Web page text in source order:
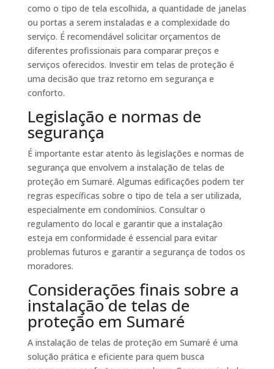
como o tipo de tela escolhida, a quantidade de janelas
ou portas a serem instaladas e a complexidade do
serviço. É recomendável solicitar orçamentos de
diferentes profissionais para comparar preços e
serviços oferecidos. Investir em telas de proteção é
uma decisão que traz retorno em segurança e
conforto.
Legislação e normas de
segurança
É importante estar atento às legislações e normas de
segurança que envolvem a instalação de telas de
proteção em Sumaré. Algumas edificações podem ter
regras específicas sobre o tipo de tela a ser utilizada,
especialmente em condomínios. Consultar o
regulamento do local e garantir que a instalação
esteja em conformidade é essencial para evitar
problemas futuros e garantir a segurança de todos os
moradores.
Considerações finais sobre a
instalação de telas de
proteção em Sumaré
A instalação de telas de proteção em Sumaré é uma
solução prática e eficiente para quem busca